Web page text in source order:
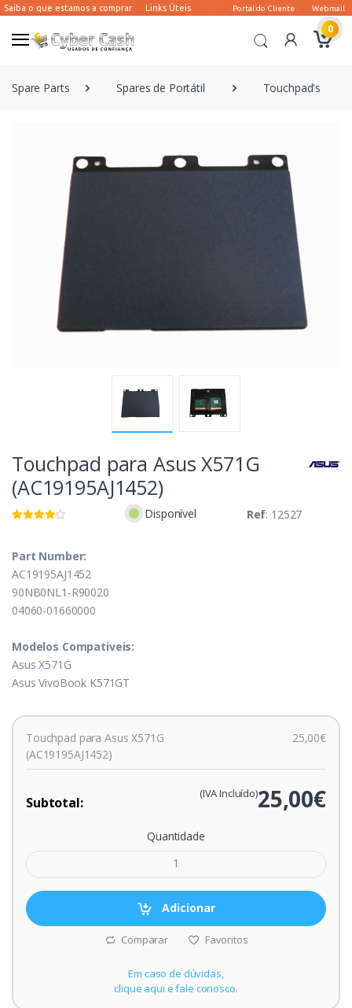
0
Spare Parts Spares de Portátil Touchpad's
Touchpad para Asus X571G
(AC19195AJ1452)
Disponível Ref: 12527
Part Number:
AC19195AJ1452
90NB0NL1-R90020
04060-01660000
Modelos Compativeis:
Asus X571G
Asus VivoBook K571GT
Touchpad para Asus X571G
(AC19195AJ1452)
25,00€
Subtotal: 25,00€
(IVA Incluído)
Quantidade
Adicionar
Comparar Favoritos
Em caso de dúvidas,
clique aqui e fale conosco.